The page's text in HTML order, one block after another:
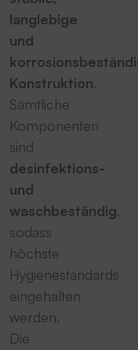
langlebige
und
Konstruktion.
Sämtliche
Komponenten
sind
desinfektions-
und
waschbeständig,
sodass
höchste
Hygienestandards
eingehalten
werden.
Die